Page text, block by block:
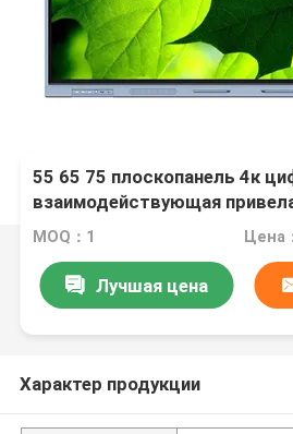
55 65 75 плоскопанель 4к
взаимодействующая
касания
MOQ：1 Цена
Лучшая цена
Характер продукции